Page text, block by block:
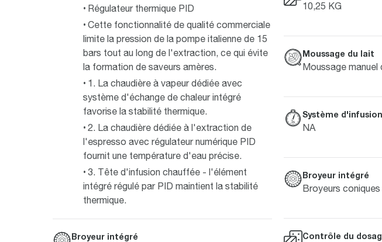
Régulateur thermique PID
Cette fonctionnalité de qualité commerciale
limite la pression de la pompe italienne de 15
bars tout au long de l'extraction, ce qui évite
la formation de saveurs amères.
1. La chaudière à vapeur dédiée avec
système d'échange de chaleur intégré
favorise la stabilité thermique.
2. La chaudière dédiée à l'extraction de
l'espresso avec régulateur numérique PID
fournit une température d'eau précise.
3. Tête d'infusion chauffée - l'élément
intégré régulé par PID maintient la stabilité
thermique.
Broyeur intégré
10,25 KG
Moussage du lait
Moussage manuel
Système d'infusion
NA
Broyeur intégré
Broyeurs
Contrôle du